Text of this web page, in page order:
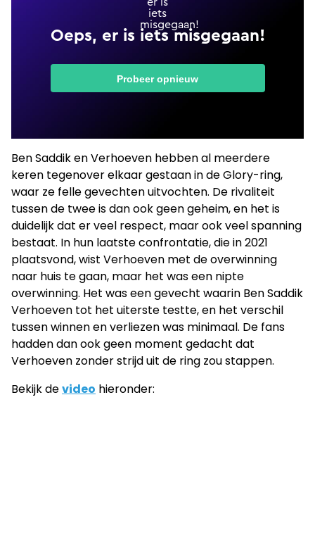
Ben Saddik en Verhoeven hebben al meerdere
keren tegenover elkaar gestaan in de Glory-ring,
waar ze felle gevechten uitvochten. De rivaliteit
tussen de twee is dan ook geen geheim, en het is
duidelijk dat er veel respect, maar ook veel spanning
bestaat. In hun laatste confrontatie, die in 2021
plaatsvond, wist Verhoeven met de overwinning
naar huis te gaan, maar het was een nipte
overwinning. Het was een gevecht waarin Ben Saddik
Verhoeven tot het uiterste testte, en het verschil
tussen winnen en verliezen was minimaal. De fans
hadden dan ook geen moment gedacht dat
Verhoeven zonder strijd uit de ring zou stappen.
Bekijk devideo hieronder: